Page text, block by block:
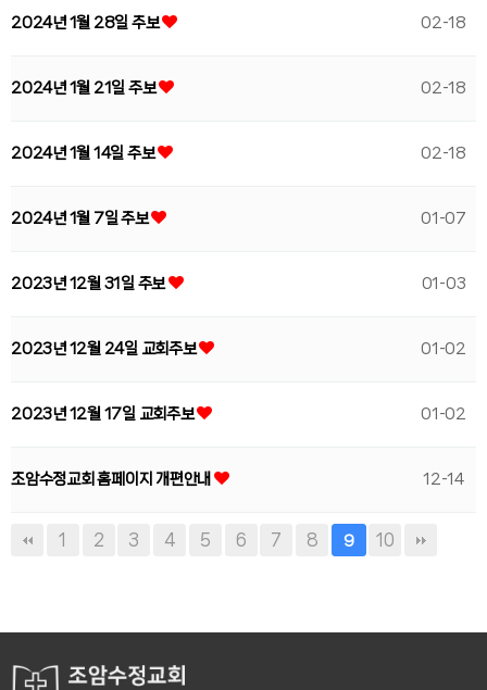
2024년 1월 28일 주보 02-18
2024년 1월 21일 주보 02-18
2024년 1월 14일 주보 02-18
2024년 1월 7일 주보 01-07
2023년 12월 31일 주보 01-03
2023년 12월 24일 교회주보 01-02
2023년 12월 17일 교회주보 01-02
조암수정교회 홈페이지 개편안내 12-14
1 2 3 4 5 6 7 8 9 10